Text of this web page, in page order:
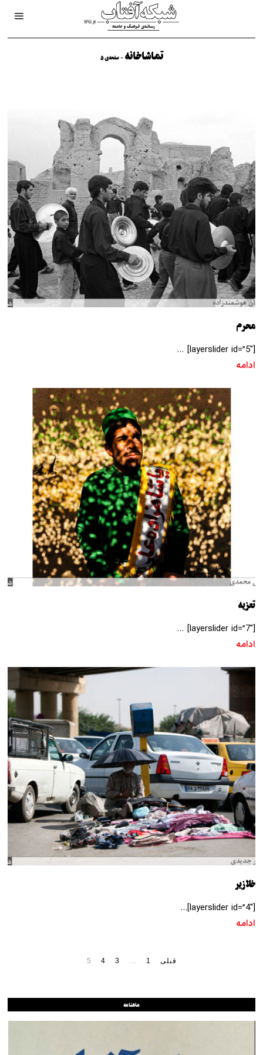
تماشاخانه- صفحه‌ی 5
محرم
[layerslider id=”5″] …
ادامه
تعزیه
[layerslider id=”7″] …
ادامه
خلازیر
[layerslider id=”4″]…
ادامه
قبلی 1
3
4
5
ماهنامه